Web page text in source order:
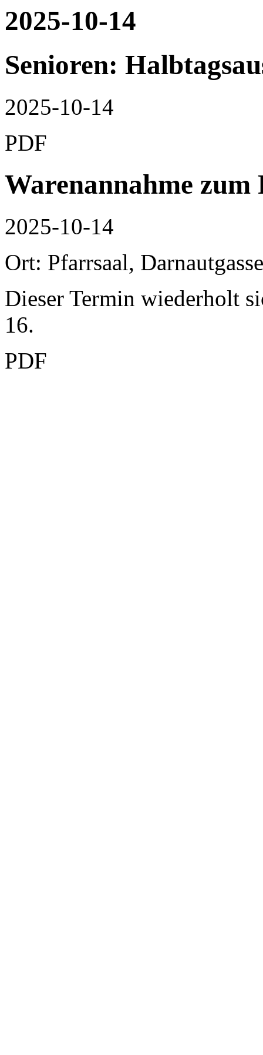
2025-10-14
Senioren:
2025-10-14
PDF
Warenannahme
2025-10-14
Ort: Pfarrsaal,
Dieser Termin wiederholt
16.
PDF